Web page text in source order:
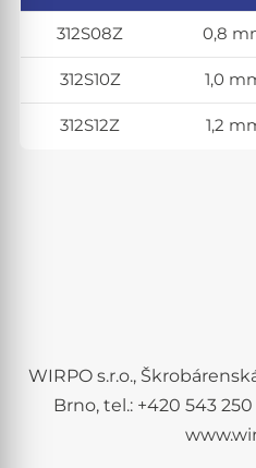
312S08Z 0,8
312S10Z 1,0
312S12Z 1,2
WIRPO s.r.o.,
Brno, tel.: +420 543